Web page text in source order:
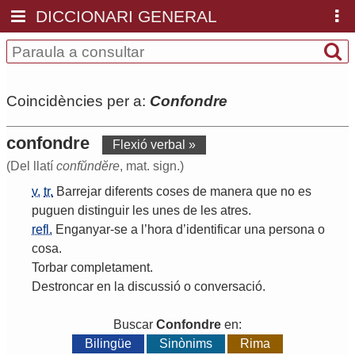
DICCIONARI GENERAL
Coincidències per a: Confondre
confondre
Flexió verbal »
(Del llatí confŭndĕre, mat. sign.)
v. tr. Barrejar diferents coses de manera que no es
puguen distinguir les unes de les atres.
refl. Enganyar-se a ’hora d’identificar una persona o
cosa.
Torbar completament.
Destroncar en la discussió o conversació.
Buscar Confondre en:
Bilingüe
Sinònims Rima